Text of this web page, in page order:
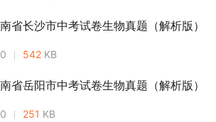
省长沙市中考试卷生物真题（解析版）
542 KB
省岳阳市中考试卷生物真题（解析版）
251 KB